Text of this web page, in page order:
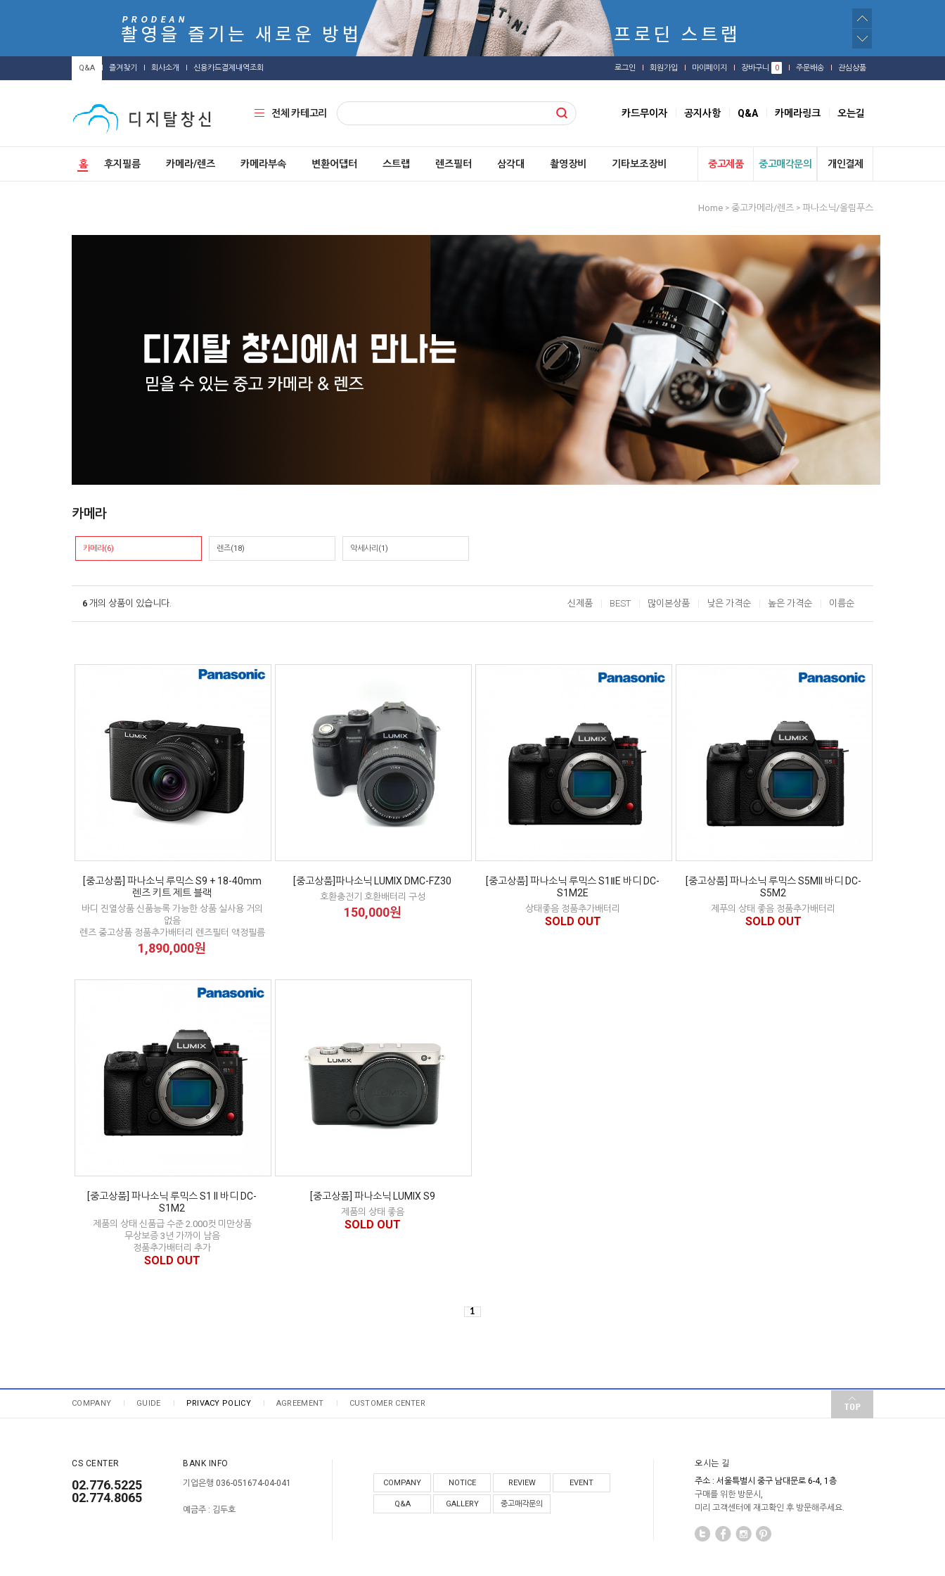
Q&A 즐겨찾기 회사소개 신용카드결제내역조회 로그인 회원가입 마이페이지 장바구니 0 주문배송 관심상품
전체 카테고리 카드무이자 공지사항 Q&A 카메라링크 오는길
홈 후지필름 카메라/렌즈 카메라부속 변환어댑터 스트랩 렌즈필터 삼각대 촬영장비 기타보조장비 중고제품 중고매각문의 개인결제
Home > 중고카메라/렌즈 > 파나소닉/올림푸스
카메라
카메라(6) 렌즈(18) 악세사리(1)
6 개의 상품이 있습니다. 신제품 BEST 많이본상품 낮은 가격순 높은 가격순 이름순
[중고상품] 파나소닉 루믹스 S9 + 18-40mm
렌즈 키트 제트 블랙
바디 진열상품 신품능록 가능한 상품 실사용 거의
없음
렌즈 중고상품 정품추가배터리 렌즈필터 액정필름
1,890,000원
[중고상품]파나소닉 LUMIX DMC-FZ30
호환충전기 호환배터리 구성
150,000원
[중고상품] 파나소닉 루믹스 S1ⅡE 바디 DC-
S1M2E
상태좋음 정품추가배터리
SOLD OUT
[중고상품] 파나소닉 루믹스 S5MII 바디 DC-
S5M2
제푸의 상태 좋음 정품추가배터리
SOLD OUT
[중고상품] 파나소닉 루믹스 S1 II 바디 DC-
S1M2
제품의 상태 신품급 수준 2.000컷 미만상품
무상보증 3년 가까이 남음
정품추가배터리 추가
SOLD OUT
[중고상품] 파나소닉 LUMIX S9
제품의 상태 좋음
SOLD OUT
1
COMPANY GUIDE PRIVACY POLICY AGREEMENT CUSTOMER CENTER
CS CENTER
02.776.5225
02.774.8065
BANK INFO
기업은행 036-051674-04-041
예금주 : 김두호
COMPANY NOTICE REVIEW EVENT
Q&A GALLERY 중고매각문의
오시는 길
주소 : 서울특별시 중구 남대문로 6-4, 1층
구매를 위한 방문시,
미리 고객센터에 재고확인 후 방문해주세요.